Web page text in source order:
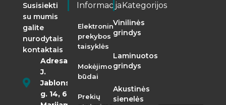
Susisiekti
su mumis
galite
nurodytais
kontaktais
Adresas:
J.
Jablonskio
g. 14, 68290
Informacija
Elektroninės
prekybos
taisyklės
Mokėjimo
būdai
Prekių
Kategorijos
Vinilinės
grindys
Laminuotos
grindys
Akustinės
sienelės